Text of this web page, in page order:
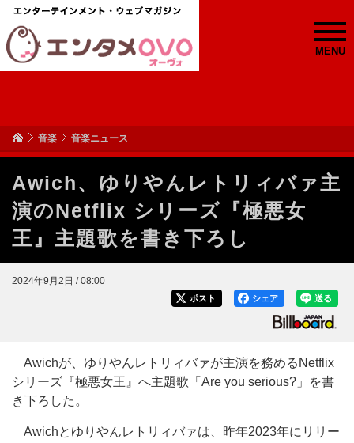
MENU
音楽 音楽ニュース
Awich、ゆりやんレトリィバァ主
演のNetflix シリーズ『極悪女
王』主題歌を書き下ろし
2024年9月2日 / 08:00
送る
シェア
ポスト
Awichが、ゆりやんレトリィバァが主演を務めるNetflix
シリーズ『極悪女王』へ主題歌「Are you serious?」を書
き下ろした。
Awichとゆりやんレトリィバァは、昨年2023年にリリー